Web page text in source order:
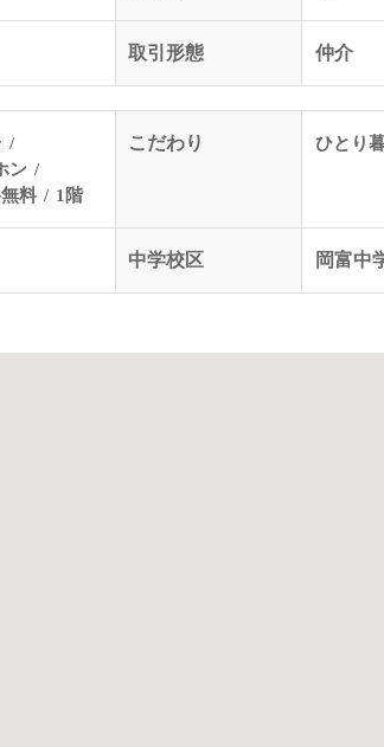
取引形態 仲介
ン
料 1階
こだわり ひとり
中学校区 岡富中